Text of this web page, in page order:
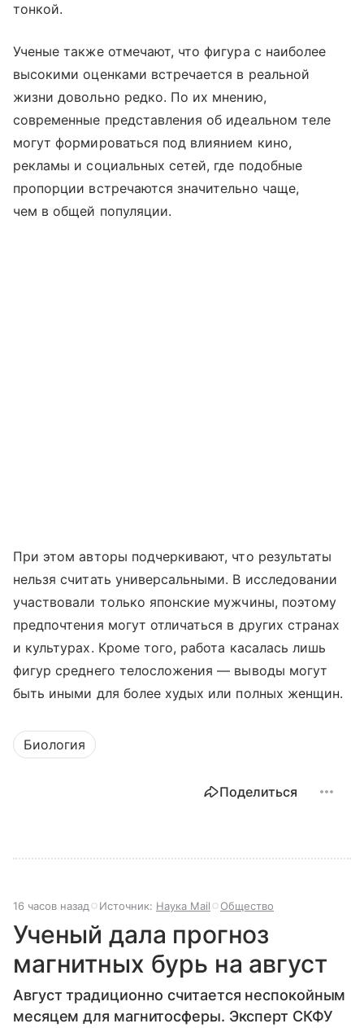
тонкой.
Ученые также отмечают, что фигура с наиболее
высокими оценками встречается в реальной
жизни довольно редко. По их мнению,
современные представления об идеальном теле
могут формироваться под влиянием кино,
рекламы и социальных сетей, где подобные
пропорции встречаются значительно чаще,
чем в общей популяции.
При этом авторы подчеркивают, что результаты
нельзя считать универсальными. В исследовании
участвовали только японские мужчины, поэтому
предпочтения могут отличаться в других странах
и культурах. Кроме того, работа касалась лишь
фигур среднего телосложения — выводы могут
быть иными для более худых или полных женщин.
Биология
Поделиться
16 часов назад Источник: Наука Mail Общество
Ученый дала прогноз
магнитных бурь на август
Август традиционно считается неспокойным
месяцем для магнитосферы. Эксперт СКФУ